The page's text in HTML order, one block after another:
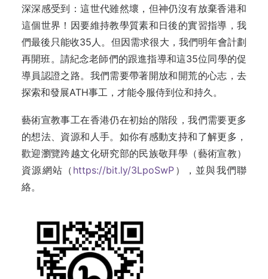
深深感受到：這世代雖然壞，但神仍沒有放棄香港和
這個世界！因要維持教學質素和日後的實習指導，我
們最後只能收35人。但因需求很大，我們明年會計劃
再開班。請紀念老師們的跟進指導和這35位同學的促
導員認證之路。我們需要帶著開放和開荒的心志，去
探索和發展ATH事工，才能令服侍到位和持久。
藝術宣教事工在香港仍在初始的階段，我們需要更多
的想法、資源和人手。如你有感動支持和了解更多，
歡迎瀏覽跨越文化研究部的民族敬拜學（藝術宣教）
資源網站（ https://bit.ly/3LpoSwP ），並與我們聯
絡。